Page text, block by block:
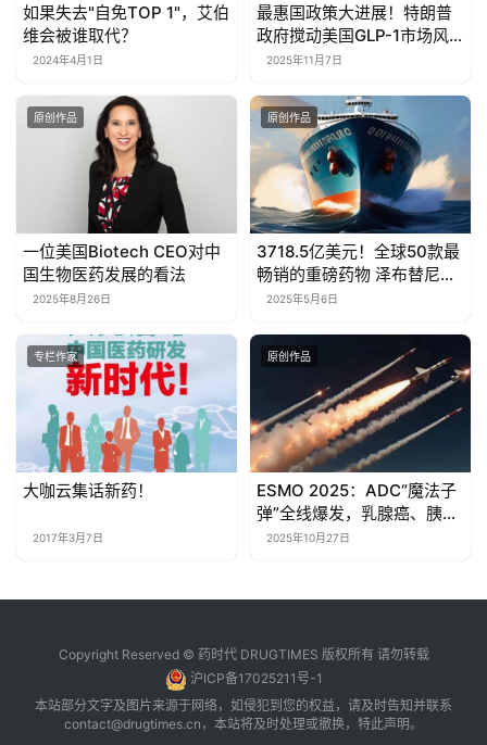
如果失去"自免TOP 1"，艾伯
维会被谁取代？
2024年4月1日
最惠国政策大进展！特朗普
政府搅动美国GLP-1市场风
云2025年11月7日
原创作品
一位美国Biotech CEO对中
国生物医药发展的看法
2025年8月26日
原创作品
3718.5亿美元！全球50款最
畅销的重磅药物 泽布替尼已
具上榜实力 可排第49名
2025年5月6日
专栏作家
大咖云集话新药！
2017年3月7日
原创作品
ESMO 2025：ADC“魔法子
弹”全线爆发，乳腺癌、胰腺
癌、结直肠癌迎来治愈拐
2025年10月27日
Copyright Reserved © 药时代 DRUGTIMES 版权所有 请勿转载
沪ICP备17025211号-1
本站部分文字及图片来源于网络，如侵犯到您的权益，请及时告知并联系
contact@drugtimes.cn ，本站将及时处理或撤换，特此声明。